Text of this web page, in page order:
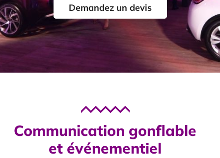
Demandez un devis
Communication gonflable
et événementiel